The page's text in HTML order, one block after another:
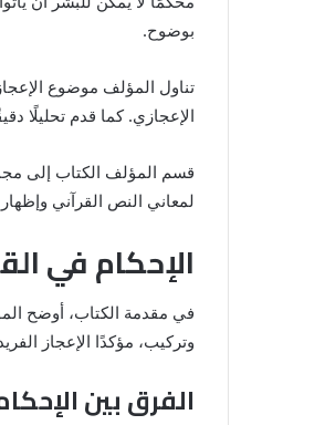
بوضوح.
تناول المؤلف موضوع
الإعجازي. كما قدم تحليلًا
قسم المؤلف الكتاب إلى
لمعاني النص القرآني
الإحكام في
في مقدمة الكتاب، أوضح
وتركيب، مؤكدًا الإعجاز
الفرق بين